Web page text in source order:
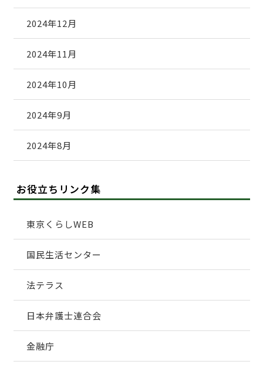
2024年12月
2024年11月
2024年10月
2024年9月
2024年8月
お役立ちリンク集
東京くらしWEB
国民生活センター
法テラス
日本弁護士連合会
金融庁